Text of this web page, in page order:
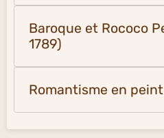
Baroque et Rococo
1789)
Romantisme en